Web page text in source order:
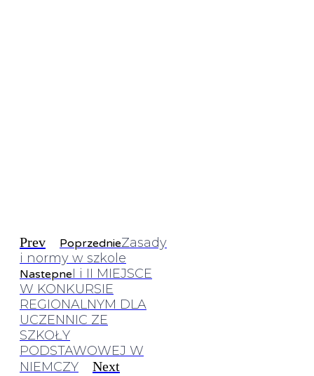
Prev PoprzednieZasady
i normy w szkole
NastepneI i II MIEJSCE
W KONKURSIE
REGIONALNYM DLA
UCZENNIC ZE
SZKOŁY
PODSTAWOWEJ W
NIEMCZY
Next